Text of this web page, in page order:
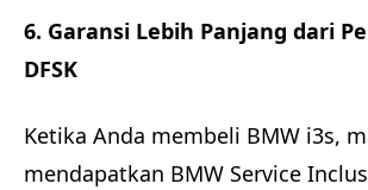
6. Garansi Lebih Panjang dari
DFSK
Ketika Anda membeli BMW i3s,
mendapatkan BMW Service